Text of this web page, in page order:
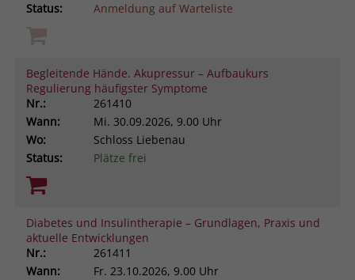
Status:
Anmeldung auf Warteliste
Begleitende Hände. Akupressur – Aufbaukurs
Regulierung häufigster Symptome
Nr.:
261410
Wann:
Mi. 30.09.2026, 9.00 Uhr
Wo:
Schloss Liebenau
Status:
Plätze frei
Diabetes und Insulintherapie – Grundlagen, Praxis und
aktuelle Entwicklungen
Nr.:
261411
Wann:
Fr. 23.10.2026, 9.00 Uhr